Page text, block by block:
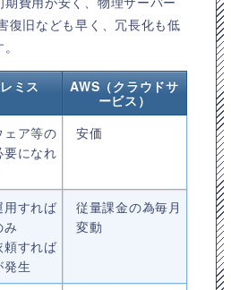
復旧なども早く、冗長化も低
ミス
AWS（クラウドサ
ービス）
ェア等の
要になれ
安価
用すれば
み
頼すれば
発生
従量課金の為毎月
変動